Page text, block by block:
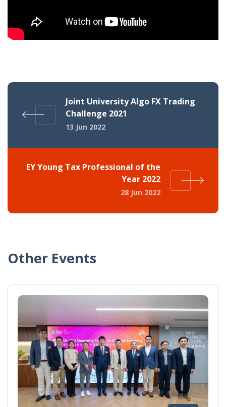
Joint University Algo FX Trading
Challenge 2021
13 Jun 2022
EY Young Tax Professional of the
Year 2022
28 Jun 2022
Other Events